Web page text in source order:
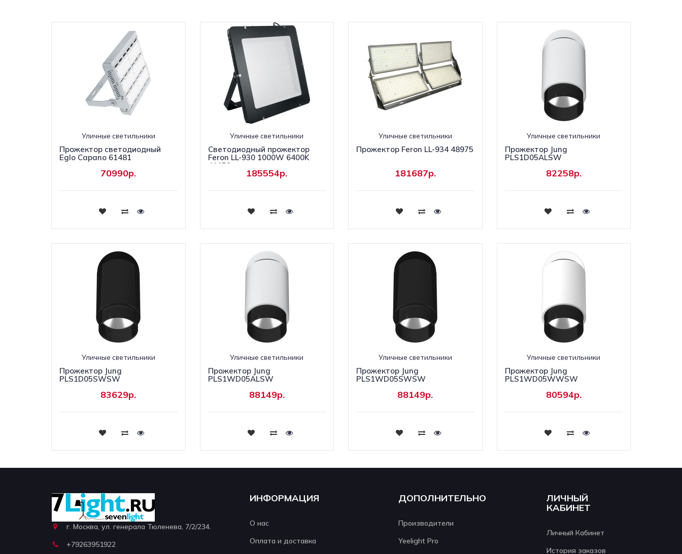
Уличные светильники
Прожектор светодиодный
Eglo Capano 61481
70990р.
Купить
Уличные светильники
Светодиодный прожектор
Feron LL-930 1000W 6400K
41159
185554р.
Купить
Уличные светильники
Прожектор Feron LL-934 48975
181687р.
Купить
Уличные светильники
Прожектор Jung
PLS1D05ALSW
82258р.
Купить
Уличные светильники
Прожектор Jung
PLS1D05SWSW
83629р.
Купить
Уличные светильники
Прожектор Jung
PLS1WD05ALSW
88149р.
Купить
Уличные светильники
Прожектор Jung
PLS1WD05SWSW
88149р.
Купить
Уличные светильники
Прожектор Jung
PLS1WD05WWSW
80594р.
Купить
г. Москва, ул. генерала Тюленева, 7/2/234.
+79263951922
ИНФОРМАЦИЯ
О нас
Оплата и доставка
ДОПОЛНИТЕЛЬНО
Производители
Yeelight Pro
ЛИЧНЫЙ
КАБИНЕТ
Личный Кабинет
История заказов